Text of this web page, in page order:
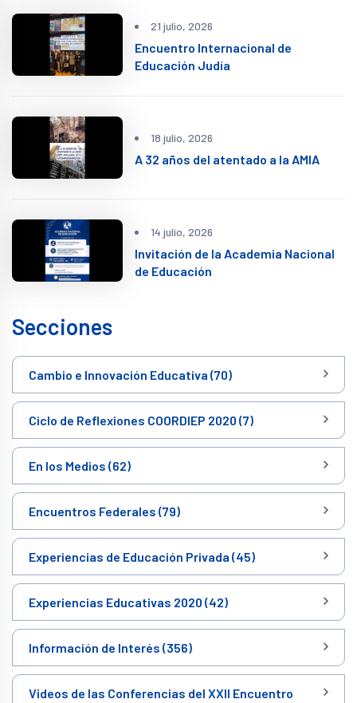
21 julio, 2026
Encuentro Internacional de
Educación Judía
18 julio, 2026
A 32 años del atentado a la AMIA
14 julio, 2026
Invitación de la Academia Nacional
de Educación
Secciones
Cambio e Innovación Educativa (70)
Ciclo de Reflexiones COORDIEP 2020 (7)
En los Medios (62)
Encuentros Federales (79)
Experiencias de Educación Privada (45)
Experiencias Educativas 2020 (42)
Información de Interés (356)
Videos de las Conferencias del XXII Encuentro